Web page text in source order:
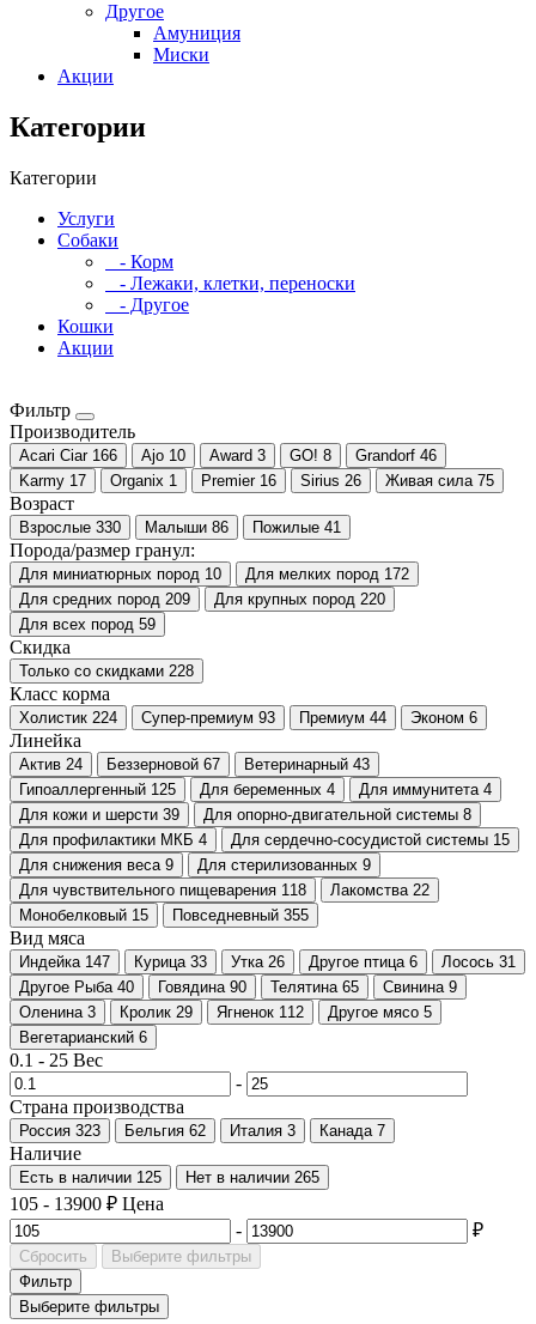
Другое
Амуниция
Миски
Акции
Категории
Категории
Услуги
Собаки
- Корм
- Лежаки, клетки, переноски
- Другое
Кошки
Акции
Фильтр
Производитель
Acari Ciar 166 Ajo 10 Award 3 GO! 8 Grandorf 46
Karmy 17 Organix 1 Premier 16 Sirius 26 Живая сила 75
Возраст
Взрослые 330 Малыши 86 Пожилые 41
Порода/размер гранул:
Для миниатюрных пород 10 Для мелких пород 172
Для средних пород 209 Для крупных пород 220
Для всех пород 59
Скидка
Только со cкидками 228
Класс корма
Холистик 224 Супер-премиум 93 Премиум 44 Эконом 6
Линейка
Актив 24 Беззерновой 67 Ветеринарный 43
Гипоаллергенный 125 Для беременных 4 Для иммунитета 4
Для кожи и шерсти 39 Для опорно-двигательной системы 8
Для профилактики МКБ 4 Для сердечно-сосудистой системы 15
Для снижения веса 9 Для стерилизованных 9
Для чувствительного пищеварения 118 Лакомства 22
Монобелковый 15 Повседневный 355
Вид мяса
Индейка 147 Курица 33 Утка 26 Другое птица 6 Лосось 31
Другое Рыба 40 Говядина 90 Телятина 65 Свинина 9
Оленина 3 Кролик 29 Ягненок 112 Другое мясо 5
Вегетарианский 6
0.1 - 25 Вес
-
Страна производства
Россия 323 Бельгия 62 Италия 3 Канада 7
Наличие
Есть в наличии 125 Нет в наличии 265
105 - 13900 ₽ Цена
-
₽
Сбросить
Выберите фильтры
Фильтр
Выберите фильтры